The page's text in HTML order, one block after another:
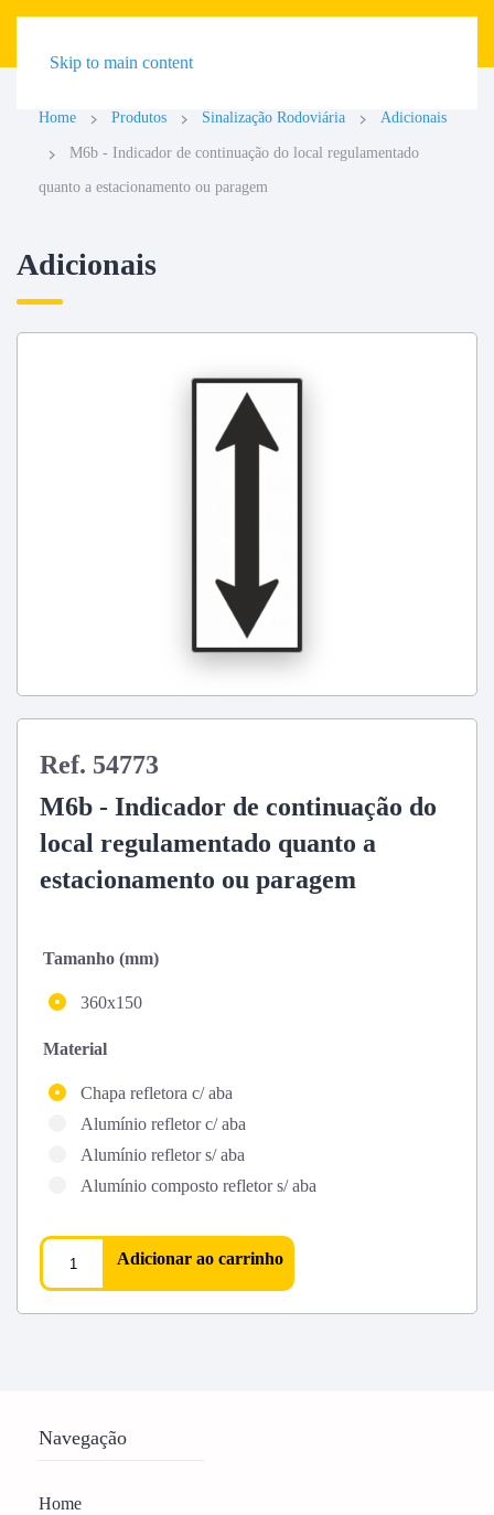
Skip to main content
Home Produtos Sinalização Rodoviária Adicionais
M6b - Indicador de continuação do local regulamentado
quanto a estacionamento ou paragem
Adicionais
Ref. 54773
M6b - Indicador de continuação do
local regulamentado quanto a
estacionamento ou paragem
Tamanho (mm)
360x150
Material
Chapa refletora c/ aba
Alumínio refletor c/ aba
Alumínio refletor s/ aba
Alumínio composto refletor s/ aba
Adicionar ao carrinho
Navegação
Home